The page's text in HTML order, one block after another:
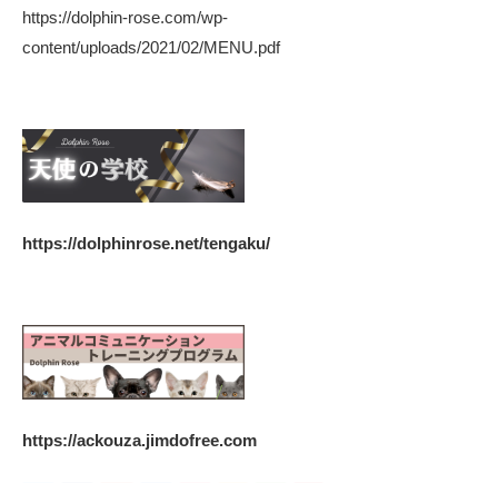
https://dolphin-rose.com/wp-
content/uploads/2021/02/MENU.pdf
https://dolphinrose.net/tengaku/
https://ackouza.jimdofree.com